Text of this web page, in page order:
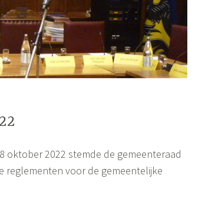
oktober 2022 stemde de gemeenteraad
reglementen voor de gemeentelijke